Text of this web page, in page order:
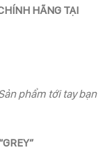
HÃNG TẠI
phẩm tới tay bạn